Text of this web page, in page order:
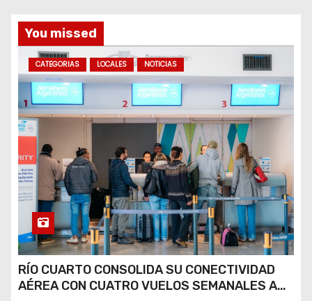
a
s
You missed
CATEGORIAS LOCALES NOTICIAS
RÍO CUARTO CONSOLIDA SU CONECTIVIDAD
AÉREA CON CUATRO VUELOS SEMANALES A